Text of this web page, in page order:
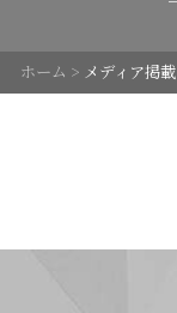
ホーム > メディア掲載